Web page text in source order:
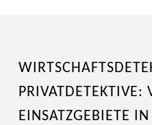
PRIVATDETEKTIVE:
EINSATZGEBIETE